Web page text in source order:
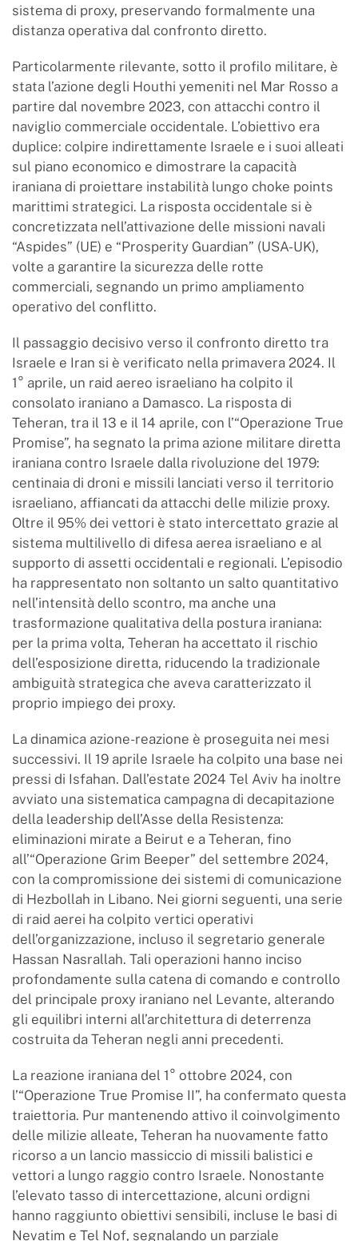
sistema di proxy, preservando formalmente una
distanza operativa dal confronto diretto.
Particolarmente rilevante, sotto il profilo militare, è
stata l’azione degli Houthi yemeniti nel Mar Rosso a
partire dal novembre 2023, con attacchi contro il
naviglio commerciale occidentale. L’obiettivo era
duplice: colpire indirettamente Israele e i suoi alleati
sul piano economico e dimostrare la capacità
iraniana di proiettare instabilità lungo choke points
marittimi strategici. La risposta occidentale si è
concretizzata nell’attivazione delle missioni navali
“Aspides” (UE) e “Prosperity Guardian” (USA-UK),
volte a garantire la sicurezza delle rotte
commerciali, segnando un primo ampliamento
operativo del conflitto.
Il passaggio decisivo verso il confronto diretto tra
Israele e Iran si è verificato nella primavera 2024. Il
1° aprile, un raid aereo israeliano ha colpito il
consolato iraniano a Damasco. La risposta di
Teheran, tra il 13 e il 14 aprile, con l’“Operazione True
Promise”, ha segnato la prima azione militare diretta
iraniana contro Israele dalla rivoluzione del 1979:
centinaia di droni e missili lanciati verso il territorio
israeliano, affiancati da attacchi delle milizie proxy.
Oltre il 95% dei vettori è stato intercettato grazie al
sistema multilivello di difesa aerea israeliano e al
supporto di assetti occidentali e regionali. L’episodio
ha rappresentato non soltanto un salto quantitativo
nell’intensità dello scontro, ma anche una
trasformazione qualitativa della postura iraniana:
per la prima volta, Teheran ha accettato il rischio
dell’esposizione diretta, riducendo la tradizionale
ambiguità strategica che aveva caratterizzato il
proprio impiego dei proxy.
La dinamica azione-reazione è proseguita nei mesi
successivi. Il 19 aprile Israele ha colpito una base nei
pressi di Isfahan. Dall’estate 2024 Tel Aviv ha inoltre
avviato una sistematica campagna di decapitazione
della leadership dell’Asse della Resistenza:
eliminazioni mirate a Beirut e a Teheran, fino
all’“Operazione Grim Beeper” del settembre 2024,
con la compromissione dei sistemi di comunicazione
di Hezbollah in Libano. Nei giorni seguenti, una serie
di raid aerei ha colpito vertici operativi
dell’organizzazione, incluso il segretario generale
Hassan Nasrallah. Tali operazioni hanno inciso
profondamente sulla catena di comando e controllo
del principale proxy iraniano nel Levante, alterando
gli equilibri interni all’architettura di deterrenza
costruita da Teheran negli anni precedenti.
La reazione iraniana del 1° ottobre 2024, con
l’“Operazione True Promise II”, ha confermato questa
traiettoria. Pur mantenendo attivo il coinvolgimento
delle milizie alleate, Teheran ha nuovamente fatto
ricorso a un lancio massiccio di missili balistici e
vettori a lungo raggio contro Israele. Nonostante
l’elevato tasso di intercettazione, alcuni ordigni
hanno raggiunto obiettivi sensibili, incluse le basi di
Nevatim e Tel Nof, segnalando un parziale